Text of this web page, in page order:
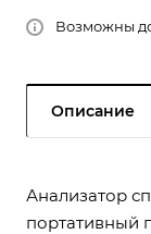
Возможны
Описание
Анализатор
портативный